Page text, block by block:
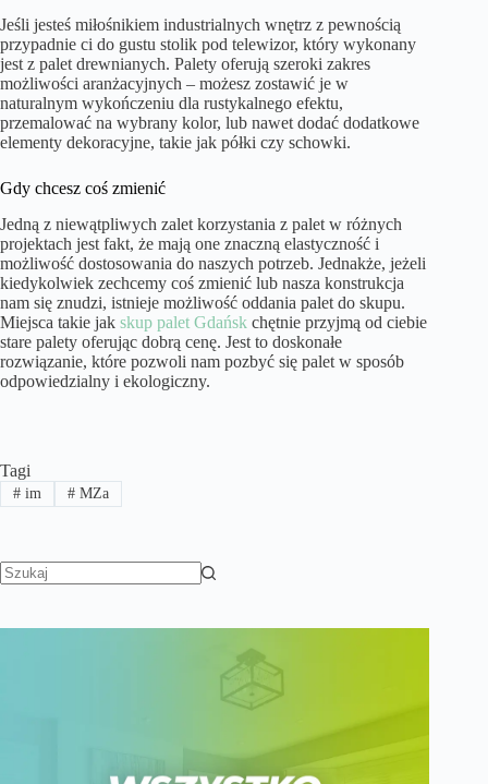
Jeśli jesteś miłośnikiem industrialnych wnętrz z pewnością
przypadnie ci do gustu stolik pod telewizor, który wykonany
jest z palet drewnianych. Palety oferują szeroki zakres
możliwości aranżacyjnych – możesz zostawić je w
naturalnym wykończeniu dla rustykalnego efektu,
przemalować na wybrany kolor, lub nawet dodać dodatkowe
elementy dekoracyjne, takie jak półki czy schowki.
Gdy chcesz coś zmienić
Jedną z niewątpliwych zalet korzystania z palet w różnych
projektach jest fakt, że mają one znaczną elastyczność i
możliwość dostosowania do naszych potrzeb. Jednakże, jeżeli
kiedykolwiek zechcemy coś zmienić lub nasza konstrukcja
nam się znudzi, istnieje możliwość oddania palet do skupu.
Miejsca takie jak skup palet Gdańsk chętnie przyjmą od ciebie
stare palety oferując dobrą cenę. Jest to doskonałe
rozwiązanie, które pozwoli nam pozbyć się palet w sposób
odpowiedzialny i ekologiczny.
Tagi
#im #MZa